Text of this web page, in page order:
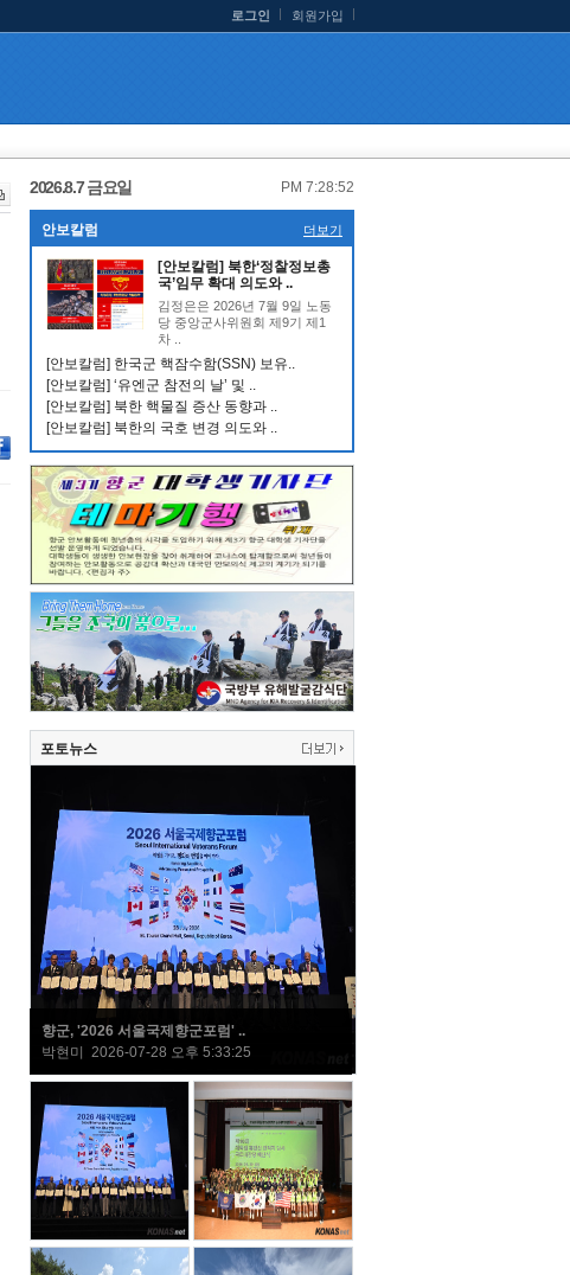
로그인 회원가입
2026.8.7 금요일 PM 7:28:53
안보칼럼 더보기
[안보칼럼] 북한‘정찰정보총
국’임무 확대 의도와 ..
김정은은 2026년 7월 9일 노동
당 중앙군사위원회 제9기 제1
차 ..
[안보칼럼] 한국군 핵잠수함(SSN) 보유..
[안보칼럼] ‘유엔군 참전의 날’ 및 ..
[안보칼럼] 북한 핵물질 증산 동향과 ..
[안보칼럼] 북한의 국호 변경 의도와 ..
포토뉴스
향군, '2026 서울국제향군포럼' ..
박현미 2026-07-28 오후 5:33:25